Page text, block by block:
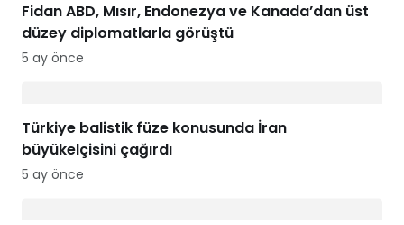
Fidan ABD, Mısır, Endonezya ve Kanada’dan üst
düzey diplomatlarla görüştü
5 ay önce
Türkiye balistik füze konusunda İran
büyükelçisini çağırdı
5 ay önce